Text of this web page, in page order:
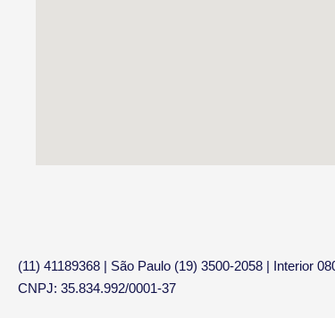
(11) 41189368 | São Paulo (19) 3500-2058 | Interior
CNPJ: 35.834.992/0001-37